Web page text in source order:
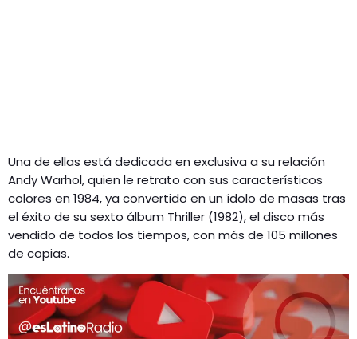
Una de ellas está dedicada en exclusiva a su relación
Andy Warhol, quien le retrato con sus característicos
colores en 1984, ya convertido en un ídolo de masas tras
el éxito de su sexto álbum Thriller (1982), el disco más
vendido de todos los tiempos, con más de 105 millones
de copias.